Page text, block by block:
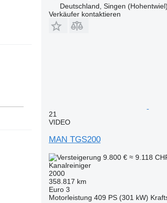
Deutschland, Singen (Hohentwiel)
Verkäufer kontaktieren
21
VIDEO
MAN TGS200
9.800 € ≈ 9.118
Kanalreiniger
2000
358.817 km
Euro 3
Motorleistung 409 PS (301 kW)